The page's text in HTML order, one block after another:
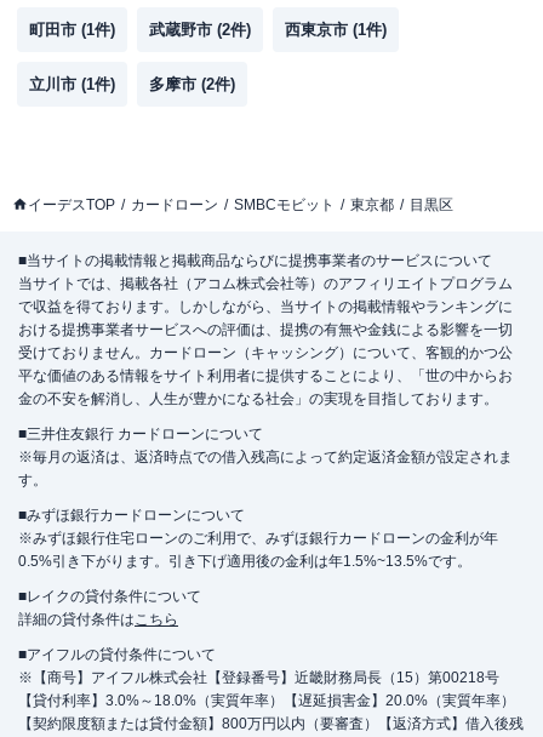
町田市 (1件) 武蔵野市 (2件) 西東京市 (1件)
立川市 (1件) 多摩市 (2件)
イーデスTOP カードローン SMBCモビット 東京都 目黒区
■当サイトの掲載情報と掲載商品ならびに提携事業者のサービスについて
当サイトでは、掲載各社（アコム株式会社等）のアフィリエイトプログラム
で収益を得ております。しかしながら、当サイトの掲載情報やランキングに
おける提携事業者サービスへの評価は、提携の有無や金銭による影響を一切
受けておりません。カードローン（キャッシング）について、客観的かつ公
平な価値のある情報をサイト利用者に提供することにより、「世の中からお
金の不安を解消し、人生が豊かになる社会」の実現を目指しております。
■三井住友銀行 カードローンについて
※毎月の返済は、返済時点での借入残高によって約定返済金額が設定されま
す。
■みずほ銀行カードローンについて
※みずほ銀行住宅ローンのご利用で、みずほ銀行カードローンの金利が年
0.5%引き下がります。引き下げ適用後の金利は年1.5%~13.5%です。
■レイクの貸付条件について
詳細の貸付条件はこちら
■アイフルの貸付条件について
※【商号】アイフル株式会社【登録番号】近畿財務局長（15）第00218号
【貸付利率】3.0%～18.0%（実質年率）【遅延損害金】20.0%（実質年率）
【契約限度額または貸付金額】800万円以内（要審査）【返済方式】借入後残